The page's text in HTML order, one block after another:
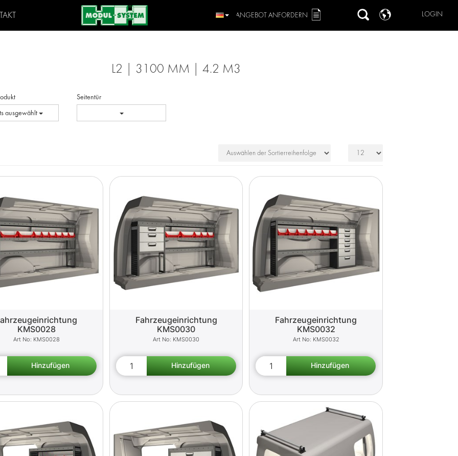
LOGIN
ANGEBOT ANFORDERN
L2 | 3100 MM | 4.2 M3
ausgewählt
Seitentür
KMS0028
KMS0028
Fahrzeugeinrichtung
KMS0030
KMS0030
Fahrzeugeinrichtung
KMS0032
KMS0032